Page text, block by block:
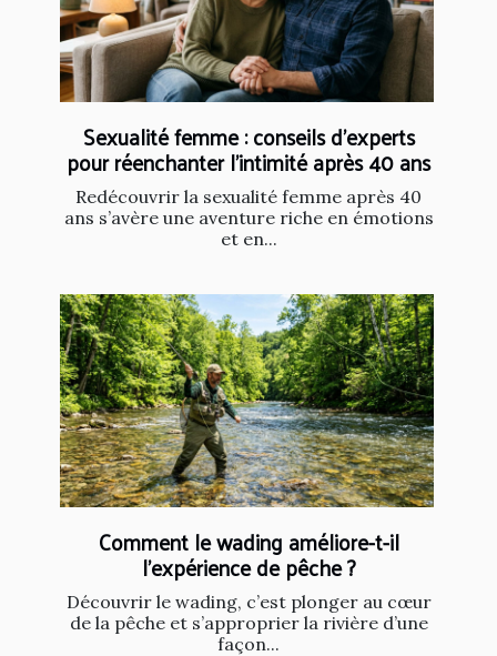
Sexualité femme : conseils d’experts
pour réenchanter l’intimité après 40 ans
Redécouvrir la sexualité femme après 40
ans s’avère une aventure riche en émotions
et en...
Comment le wading améliore-t-il
l'expérience de pêche ?
Découvrir le wading, c’est plonger au cœur
de la pêche et s’approprier la rivière d’une
façon...